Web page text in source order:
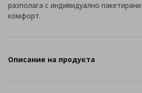
разполага с индивидуално
комфорт.
Описание на продукта